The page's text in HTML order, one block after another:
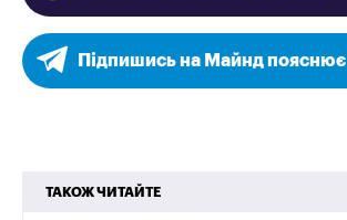
Підпишись на Майнд пояснює
ТАКОЖ ЧИТАЙТЕ